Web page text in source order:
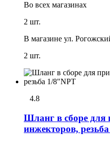
Во всех магазинах
2 шт.
В магазине ул.
2 шт.
4.8
Шланг в сборе
инжекторов,